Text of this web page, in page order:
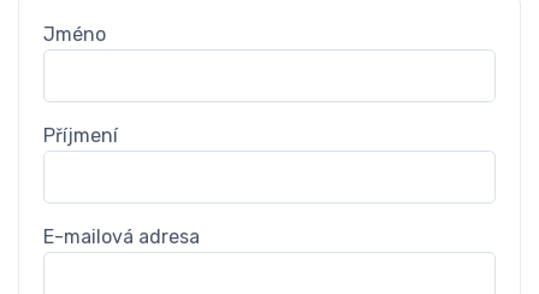
Jméno
Příjmení
E-mailová adresa